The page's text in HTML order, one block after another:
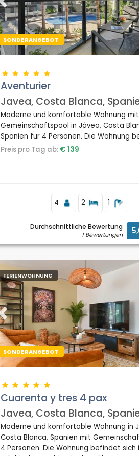
SONDERANGEBOT
Previous
Aventurier
Javea, Costa Blanca,
Moderne und komfortable Wohnung mit
Gemeinschaftspool in Jávea, Costa
Spanien für 4 Personen. Die Wohnung
in einer städtischen Umgebung, nahe an
Preis pro Tag ab: € 139
4 2 1
Durchschnittliche Bewertung
1 Bewertungen
FERIENWOHNUNG
SONDERANGEBOT
Previous
Cuarenta y tres 4 pax
Javea, Costa Blanca,
Moderne und komfortable Wohnung in
Costa Blanca, Spanien mit
4 Personen. Die Wohnung befindet sich